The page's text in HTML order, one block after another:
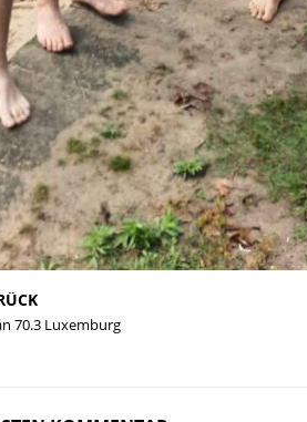
70.3 Luxemburg